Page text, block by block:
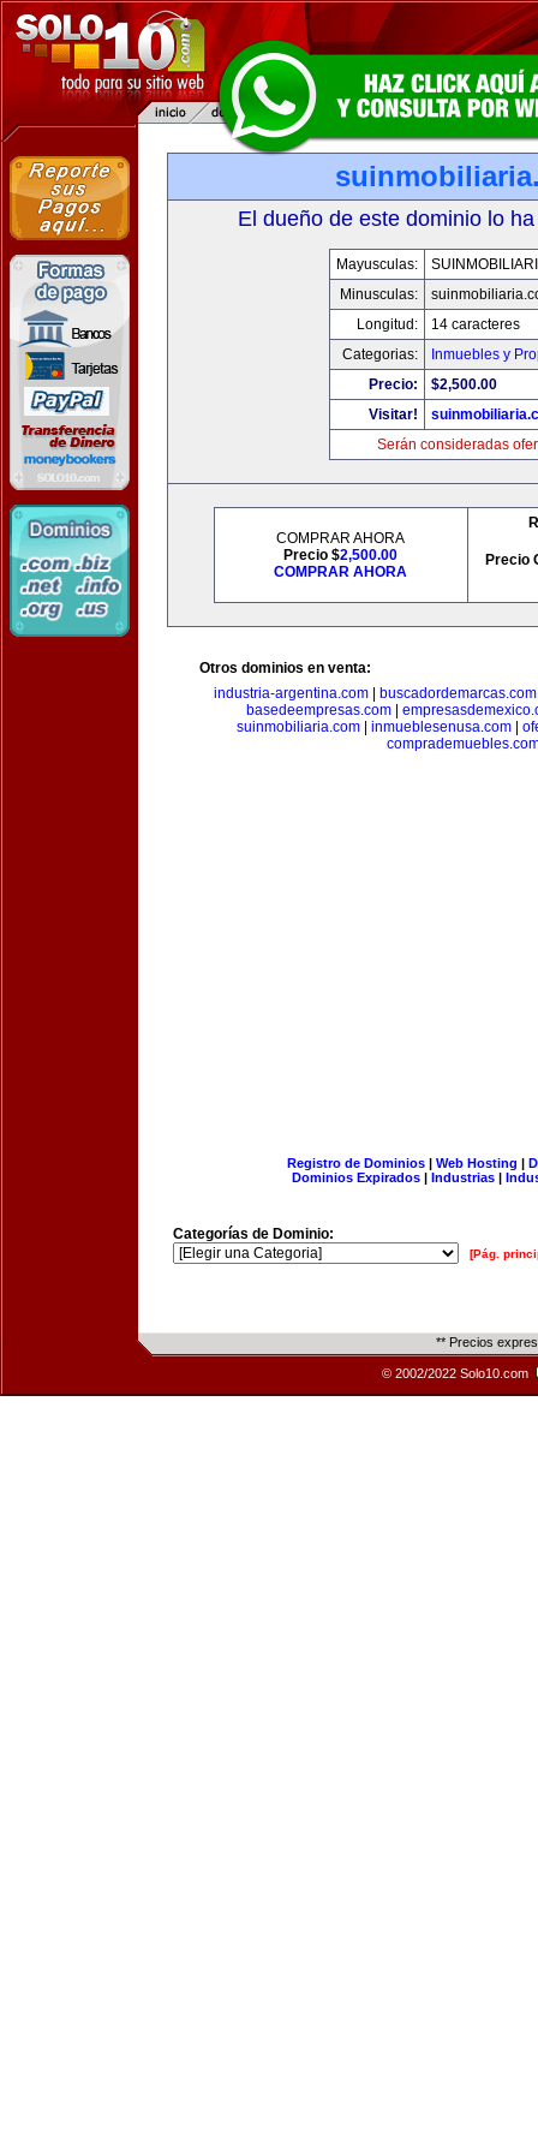
El dueño de este dominio lo
Mayusculas:
Minusculas:
Longitud:
14 caracteres
Categorias:
Inmuebles y
Precio:
$2,500.00
Visitar!
Serán consideradas
COMPRAR AHORA
Precio $2,500.00
COMPRAR AHORA
Precio
Otros dominios en venta:
industria-argentina.com| buscadordemarcas.com
basedeempresas.com|
suinmobiliaria.com
inmueblesenusa.com
Registro de Dominios| Web Hosting |
Dominios Expirados | Industrias |
Categorías de Dominio:
[Pág.
** Precios
© 2002/2022 Solo10.com